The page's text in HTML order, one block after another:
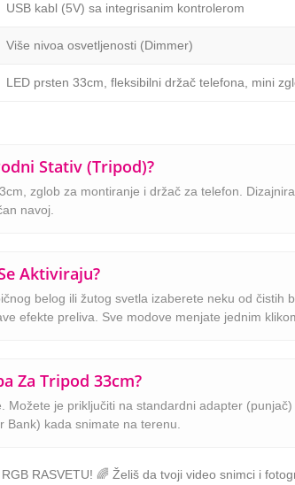
USB kabl (5V) sa integrisanim kontrolerom
Više nivoa osvetljenosti (Dimmer)
LED prsten 33cm, fleksibilni držač telefona, mini
Stativ (tripod)?
zglob za montiranje i držač za telefon.
navoj.
Aktiviraju?
belog ili žutog svetla izaberete neku od čistih
efekte preliva. Sve modove menjate jednim
Za Tripod 33cm?
Možete je priključiti na standardni adapter
Bank) kada snimate na terenu.
RASVETU! 🌈 Želiš da tvoji video snimci i